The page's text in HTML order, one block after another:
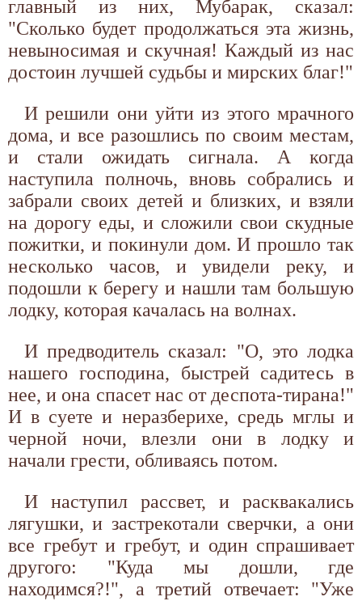
главный из них, Мубарак, сказал:
"Сколько будет продолжаться эта жизнь,
невыносимая и скучная! Каждый из нас
достоин лучшей судьбы и мирских благ!"
И решили они уйти из этого мрачного
дома, и все разошлись по своим местам,
и стали ожидать сигнала. А когда
наступила полночь, вновь собрались и
забрали своих детей и близких, и взяли
на дорогу еды, и сложили свои скудные
пожитки, и покинули дом. И прошло так
несколько часов, и увидели реку, и
подошли к берегу и нашли там большую
лодку, которая качалась на волнах.
И предводитель сказал: "О, это лодка
нашего господина, быстрей садитесь в
нее, и она спасет нас от деспота-тирана!"
И в суете и неразберихе, средь мглы и
черной ночи, влезли они в лодку и
начали грести, обливаясь потом.
И наступил рассвет, и расквакались
лягушки, и застрекотали сверчки, а они
все гребут и гребут, и один спрашивает
другого: "Куда мы дошли, где
находимся?!", а третий отвечает: "Уже